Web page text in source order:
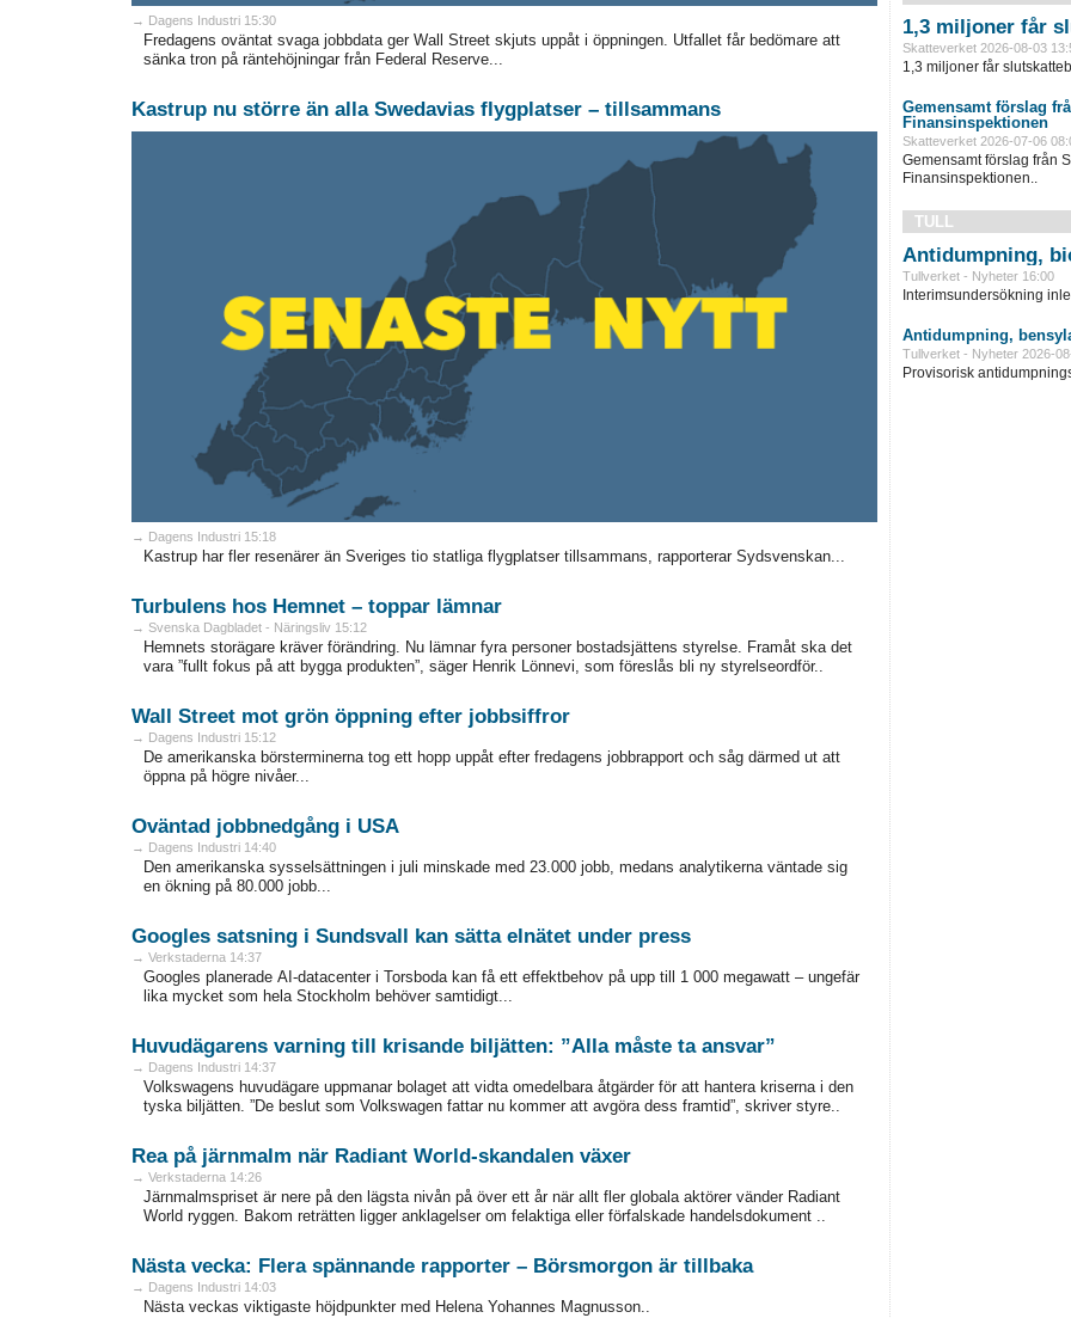
→ Dagens Industri 15:30
Fredagens oväntat svaga jobbdata ger Wall Street skjuts uppåt i öppningen. Utfallet får bedömare att
sänka tron på räntehöjningar från Federal Reserve...
Kastrup nu större än alla Swedavias flygplatser – tillsammans
→ Dagens Industri 15:18
Kastrup har fler resenärer än Sveriges tio statliga flygplatser tillsammans, rapporterar Sydsvenskan...
Turbulens hos Hemnet – toppar lämnar
→ Svenska Dagbladet - Näringsliv 15:12
Hemnets storägare kräver förändring. Nu lämnar fyra personer bostadsjättens styrelse. Framåt ska det
vara ”fullt fokus på att bygga produkten”, säger Henrik Lönnevi, som föreslås bli ny styrelseordför..
Wall Street mot grön öppning efter jobbsiffror
→ Dagens Industri 15:12
De amerikanska börsterminerna tog ett hopp uppåt efter fredagens jobbrapport och såg därmed ut att
öppna på högre nivåer...
Oväntad jobbnedgång i USA
→ Dagens Industri 14:40
Den amerikanska sysselsättningen i juli minskade med 23.000 jobb, medans analytikerna väntade sig
en ökning på 80.000 jobb...
Googles satsning i Sundsvall kan sätta elnätet under press
→ Verkstaderna 14:37
Googles planerade AI-datacenter i Torsboda kan få ett effektbehov på upp till 1 000 megawatt – ungefär
lika mycket som hela Stockholm behöver samtidigt...
Huvudägarens varning till krisande biljätten: ”Alla måste ta ansvar”
→ Dagens Industri 14:37
Volkswagens huvudägare uppmanar bolaget att vidta omedelbara åtgärder för att hantera kriserna i den
tyska biljätten. ”De beslut som Volkswagen fattar nu kommer att avgöra dess framtid”, skriver styre..
Rea på järnmalm när Radiant World-skandalen växer
→ Verkstaderna 14:26
Järnmalmspriset är nere på den lägsta nivån på över ett år när allt fler globala aktörer vänder Radiant
World ryggen. Bakom reträtten ligger anklagelser om felaktiga eller förfalskade handelsdokument ..
Nästa vecka: Flera spännande rapporter – Börsmorgon är tillbaka
→ Dagens Industri 14:03
Nästa veckas viktigaste höjdpunkter med Helena Yohannes Magnusson..
1,3 miljoner får
Skatteverket 2026-08-03
1,3 miljoner får
Gemensamt förslag
Finansinspektionen
Skatteverket 2026-07-06
Gemensamt förslag från
Finansinspektionen..
TULL
Antidumpning,
Tullverket - Nyheter 16:00
Interimsundersökning
Antidumpning,
Tullverket - Nyheter 2026-
Provisorisk